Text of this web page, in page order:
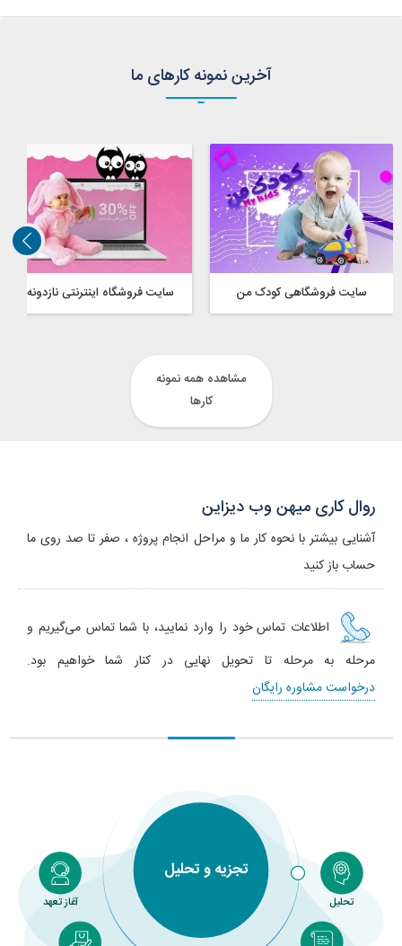
آخرین نمونه کارهای ما
سایت فروشگاهی کودک من سایت فروشگاه اینترنتی نازدونه
مشاهده همه نمونه
کارها
روال کاری میهن وب دیزاین
آشنایی بیشتر با نحوه کار ما و مراحل انجام پروژه ، صفر تا صد روی ما
حساب باز کنید
اطلاعات تماس خود را وارد نمایید، با شما تماس می‌گیریم و
مرحله به مرحله تا تحویل نهایی در کنار شما خواهیم بود.
درخواست مشاوره رایگان
تحویل پایان راه نیست
آغاز تعهد ماست
آغاز تعهد تحلیل